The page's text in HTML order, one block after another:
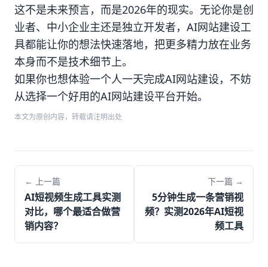
这不是未来预言，而是2026年的现实。无论你是创
业者、中小企业主还是独立开发者，AI网站建设工
具都能让你的想法快速落地，把更多精力放在业务
本身而不是技术细节上。
如果你也想体验一个人一天完成AI网站建设，不妨
从选择一个好用的AI网站建设平台开始。
本文为原创内容，转载请注明出处
← 上一篇
AI短视频生成工具实测
对比，哪个最适合做营
销内容？
下一篇 →
5分钟生成一条营销视
频？实测2026年AI短视
频工具